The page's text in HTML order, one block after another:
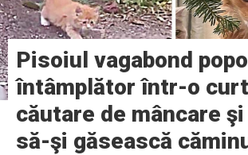
Pisoiul vagabond
întâmplător într-o
căutare de mâncare
să-şi găsească